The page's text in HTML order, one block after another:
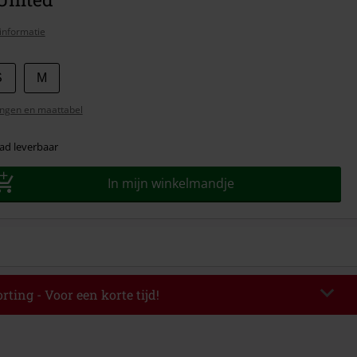
M
en maattabel
leverbaar
In mijn winkelmandje
- Voor een korte tijd!